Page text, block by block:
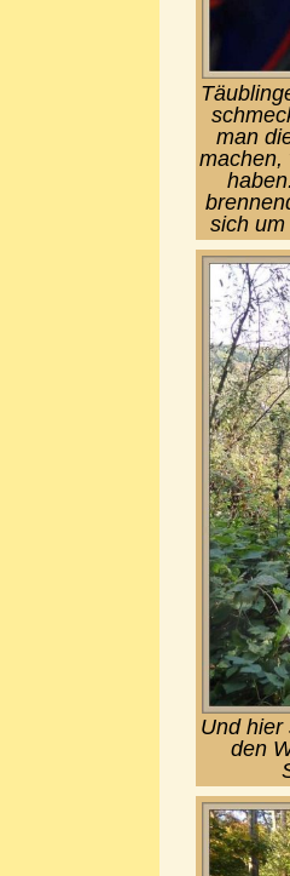
man
machen,
sich
Und hier
den